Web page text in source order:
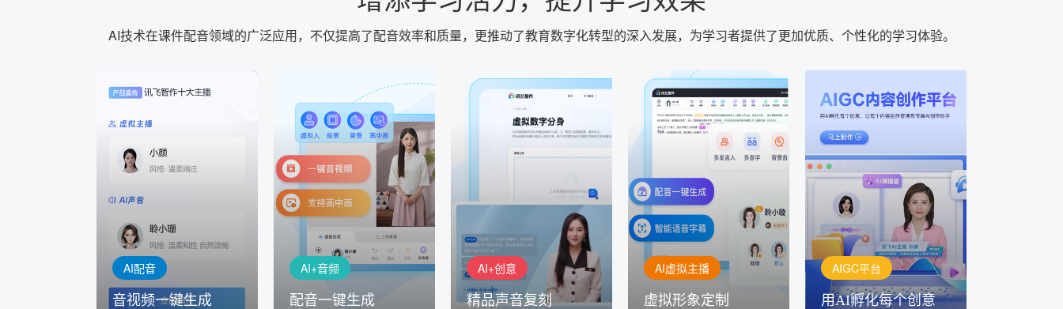
AI技术在课件配音领域的广泛应用，不仅提高了配音效率和质量，更推动了教育数字化转型的深入发展，为学习者提供了更加优质、个性化的学习体验。
AI配音
音视频一键生成
音视频一键生成
AI+视频：在虚拟"AI演播
键完成音、视频作品的输出
AI+音频
配音一键生成
AI+音频
配音一键生成
AI+音频：基于全球领先的
TTS能力打造的AI音频制作
工具，输入文本、选择发音
人即可一键生成专业音频
AI+创意
精品声音复刻
AI+创意
精品声音复刻
AI+创意：AIGC 能力集中展
示窗口，体验 AIGC 给生活
AI虚拟主播
虚拟形象定制
虚拟形象定制
讯飞智作：让每一个内容创
作者高效生产灵活定制
AIGC平台
用AI孵化每个创意
AIGC平台
用AI孵化每个创意
讯飞AIGC平台：让每个创
作者都拥有自己的专注AI创
作助手